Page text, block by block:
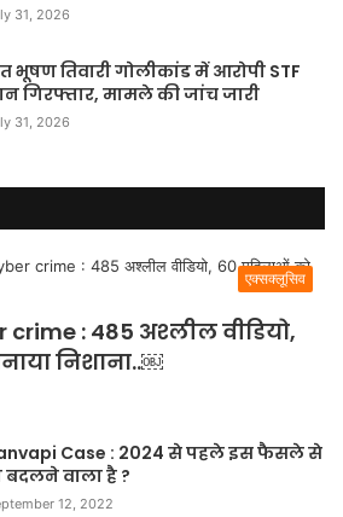
31, 2026
भूषण तिवारी गोलीकांड में आरोपी STF
गिरफ्तार, मामले की जांच जारी
31, 2026
एक्सक्लूसिव
: 485 अश्लील वीडियो,
निशाना..￼
Case : 2024 से पहले इस फैसले से
बदलने वाला है ?
12, 2022